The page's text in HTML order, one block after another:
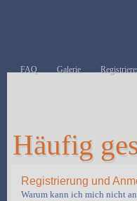
FAQ Galerie
Häufig
Registrierung und
Warum kann ich mich nicht